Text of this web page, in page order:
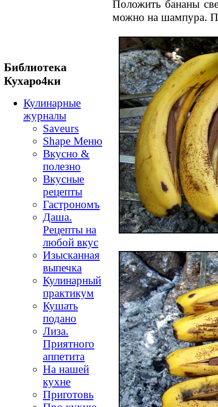
Библиотека
Кухаро4ки
Кулинарные
журналы
Saveurs
Shape Меню
Вкусно &
полезно
Вкусные
рецепты
Гастрономъ
Даша.
Рецепты на
любой вкус
Изысканная
выпечка
Кулинарный
практикум
Кушать
подано
Лиза.
Приятного
аппетита
На нашей
кухне
Приготовь
Положить бананы
можно на шампура.